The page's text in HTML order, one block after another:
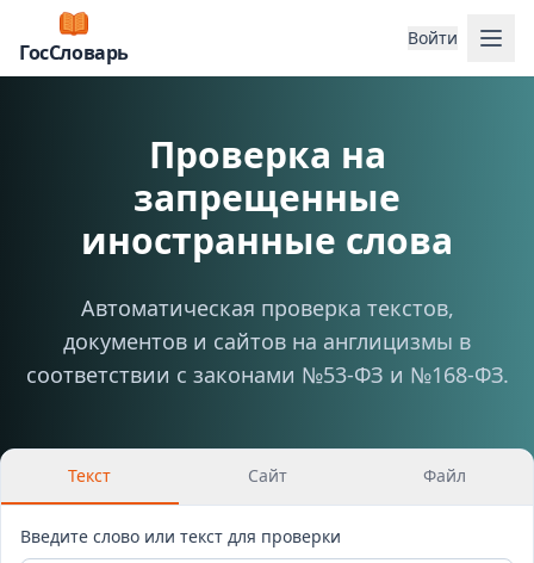
ГосСловарь
Войти
Проверка на
запрещенные
иностранные слова
Автоматическая проверка текстов,
документов и сайтов на англицизмы в
соответствии с законами №53-ФЗ и №168-ФЗ.
Текст Сайт Файл
Введите слово или текст для проверки